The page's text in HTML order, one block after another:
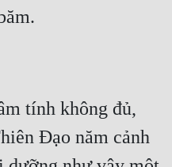
tính không đủ,
Đạo năm cảnh